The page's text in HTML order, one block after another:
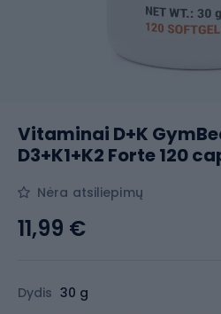
Vitaminai D+K
D3+K1+K2 Forte 120
Nėra atsiliepimų
Dydis 30 g
11,99 €